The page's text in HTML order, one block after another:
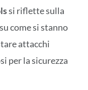
si riflette sulla
come si stanno
attacchi
per la sicurezza